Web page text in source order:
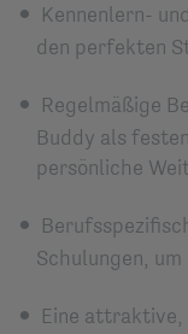
Kennenlern-
den perfekten
Regelmäßige
Buddy als
persönliche
Schulungen,
Eine